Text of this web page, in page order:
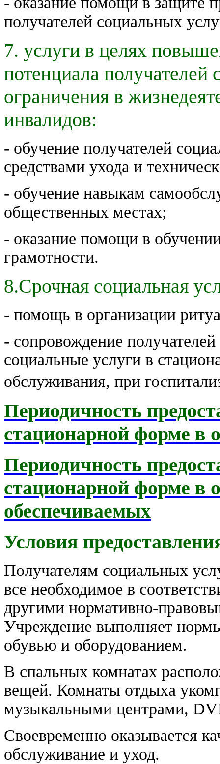
получателей социальных
7. услуги в целях
потенциала
ограничения в
инвалидов:
- обучение получателей
средствами ухода и
- обучение навыкам
общественных местах;
- оказание помощи в
грамотности.
8.Срочная социальная
- помощь в организации
- cопровождение
социальные услуги в
обслуживания, при
Периодичность
стационарной форме в
Периодичность
стационарной форме в
обеспечиваемых
Условия
Получателям социальных
все необходимое в
другими нормативно-
Учреждение выполняет
обувью и оборудованием.
В спальных комнатах
вещей. Комнаты отдыха
музыкальными центрами,
Своевременно оказывается
обслуживание и уход.